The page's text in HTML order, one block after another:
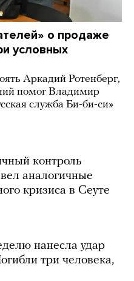
о продаже
условных
Аркадий Ротенберг,
помог Владимир
служба Би-би-си»
контроль
аналогичные
кризиса в Сеуте
нанесла удар
три человека,